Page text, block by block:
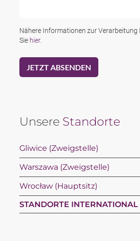
Nähere Informationen zur Verarbeitung
Sie hier.
Unsere Standorte
Gliwice (Zweigstelle)
Warszawa (Zweigstelle)
Wrocław (Hauptsitz)
STANDORTE INTERNATIONAL